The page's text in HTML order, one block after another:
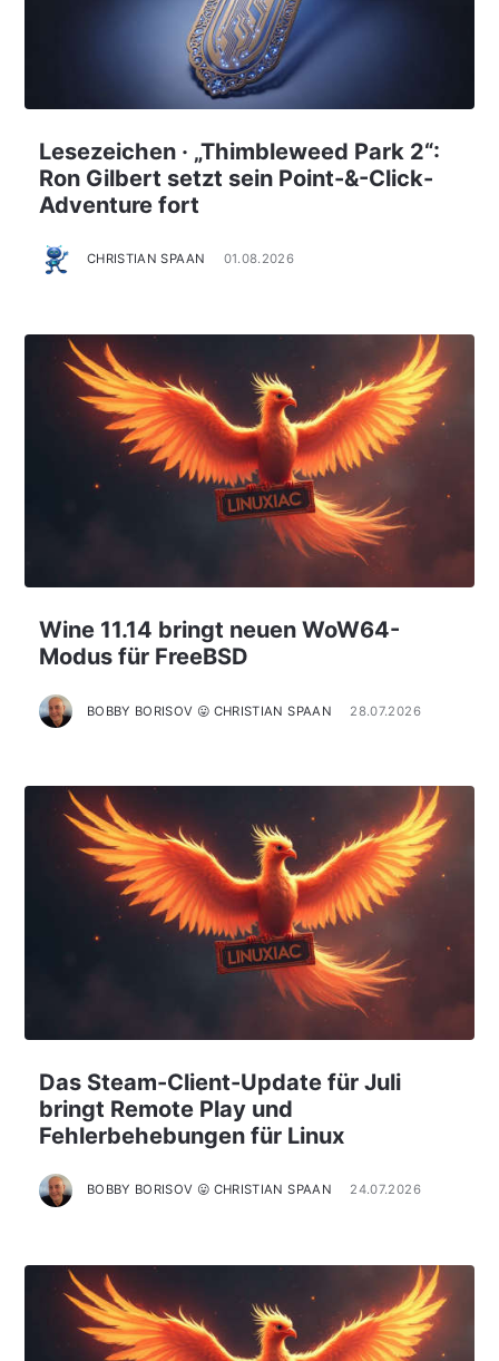
Lesezeichen · „Thimbleweed Park 2“:
Ron Gilbert setzt sein Point-&-Click-
Adventure fort
CHRISTIAN SPAAN 01.08.2026
Wine 11.14 bringt neuen WoW64-
Modus für FreeBSD
BOBBY BORISOV 😛 CHRISTIAN SPAAN 28.07.2026
Das Steam-Client-Update für Juli
bringt Remote Play und
Fehlerbehebungen für Linux
BOBBY BORISOV 😛 CHRISTIAN SPAAN 24.07.2026